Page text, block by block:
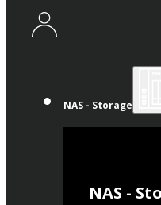
NAS - Storage
NAS -